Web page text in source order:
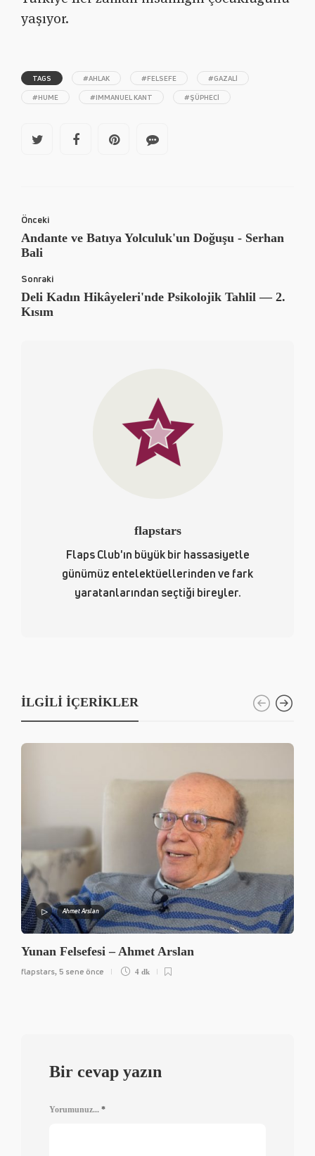
yaşıyor.
TAGS #AHLAK #FELSEFE
#GAZALI
#HUME
#IMMANUEL KANT #ŞÜPHECI
Önceki
Andante ve Batıya Yolculuk'un Doğuşu - Serhan
Bali
Sonraki
Deli Kadın Hikâyeleri'nde Psikolojik Tahlil — 2.
Kısım
flapstars
Flaps Club'ın büyük bir hassasiyetle
günümüz entelektüellerinden ve fark
yaratanlarından seçtiği bireyler.
İLGILI İÇERIKLER
Ahmet Arslan
Yunan Felsefesi – Ahmet Arslan
flapstars, 5 sene önce 4 dk
Bir cevap yazın
Yorumunuz... *